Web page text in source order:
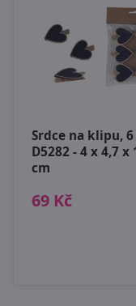
Srdce na klipu,
D5282 - 4 x 4,7 x
cm
69 Kč